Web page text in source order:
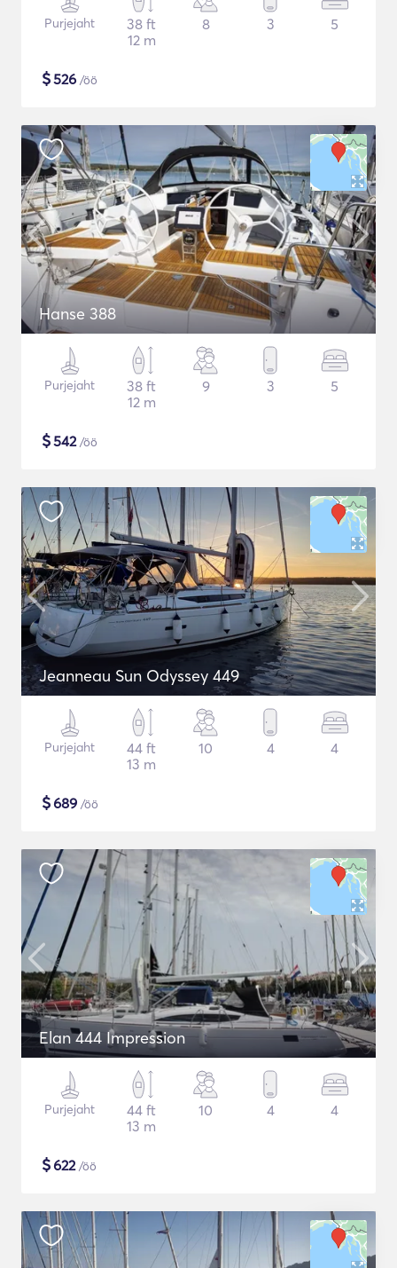
Purjejaht
38 ft
12 m
8 3 5
$526 /öö
Hanse 388
Purjejaht
38 ft
12 m
9 3 5
$542/öö
Jeanneau Sun Odyssey 449
Purjejaht
44 ft
13 m
10 4 4
$689 /öö
Elan 444 Impression
Purjejaht
44 ft
13 m
10 4 4
$622/öö